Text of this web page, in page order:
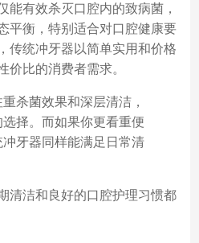
能有效杀灭口腔内的致病菌，
平衡，特别适合对口腔健康要
传统冲牙器以简单实用和价格
价比的消费者需求。
重杀菌效果和深层清洁，
择。而如果你更看重便
牙器同样能满足日常清
清洁和良好的口腔护理习惯都